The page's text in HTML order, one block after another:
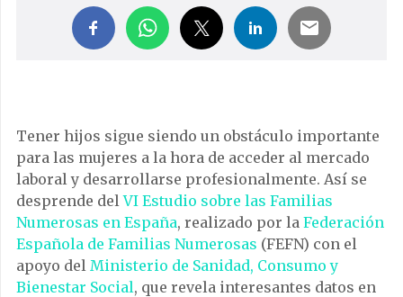
Tener hijos sigue siendo un obstáculo importante
para las mujeres a la hora de acceder al mercado
laboral y desarrollarse profesionalmente. Así se
desprende delVI Estudio sobre las Familias
Numerosas en España, realizado por la Federación
Española de Familias Numerosas (FEFN) con el
apoyo del Ministerio de Sanidad, Consumo y
Bienestar Social, que revela interesantes datos en